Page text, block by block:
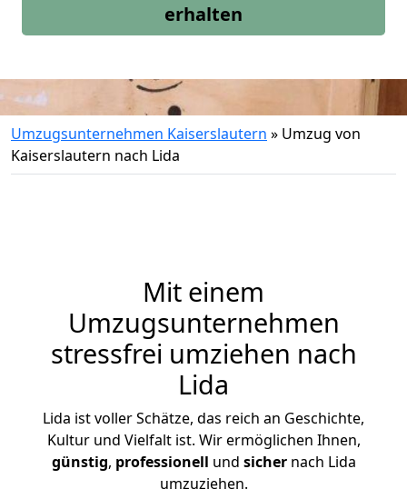
erhalten
Umzugsunternehmen Kaiserslautern » Umzug von
Kaiserslautern nach Lida
Mit einem
Umzugsunternehmen
stressfrei umziehen nach
Lida
Lida ist voller Schätze, das reich an Geschichte,
Kultur und Vielfalt ist. Wir ermöglichen Ihnen,
günstig, professionell und sichernach Lida
umzuziehen.